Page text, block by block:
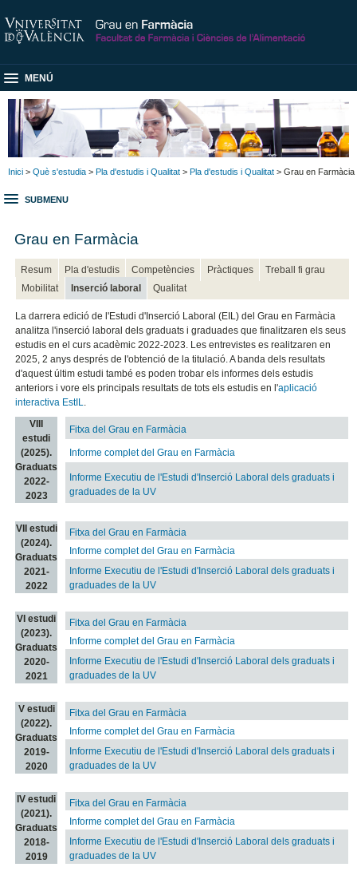
MENÚ
Inici > Què s'estudia > Pla d'estudis i Qualitat > Pla d'estudis i Qualitat > Grau en Farmàcia
SUBMENU
Grau en Farmàcia
Resum Pla d'estudis Competències Pràctiques
Treball fi grau
Mobilitat
Inserció laboral Qualitat
La darrera edició de l'Estudi d'Inserció Laboral (EIL) del Grau en Farmàcia
analitza l'inserció laboral dels graduats i graduades que finalitzaren els seus
estudis en el curs acadèmic 2022-2023. Les entrevistes es realitzaren en
2025, 2 anys després de l'obtenció de la titulació. A banda dels resultats
d'aquest últim estudi també es poden trobar els informes dels estudis
anteriors i vore els principals resultats de tots els estudis en l'aplicació
interactiva EstIL
VIII
estudi
(2025).
Graduats
2022-
2023
Fitxa del Grau en Farmàcia
Informe complet del Grau en Farmàcia
Informe Executiu de l'Estudi d'Inserció Laboral dels graduats i
graduades de la UV
VII estudi
(2024).
Graduats
2021-
2022
Fitxa del Grau en Farmàcia
Informe complet del Grau en Farmàcia
Informe Executiu de l'Estudi d'Inserció Laboral dels graduats i
graduades de la UV
VI estudi
(2023).
Graduats
2020-
2021
Fitxa del Grau en Farmàcia
Informe complet del Grau en Farmàcia
Informe Executiu de l'Estudi d'Inserció Laboral dels graduats i
graduades de la UV
V estudi
(2022).
Graduats
2019-
2020
Fitxa del Grau en Farmàcia
Informe complet del Grau en Farmàcia
Informe Executiu de l'Estudi d'Inserció Laboral dels graduats i
graduades de la UV
IV estudi
(2021).
Graduats
2018-
2019
Fitxa del Grau en Farmàcia
Informe complet del Grau en Farmàcia
Informe Executiu de l'Estudi d'Inserció Laboral dels graduats i
graduades de la UV